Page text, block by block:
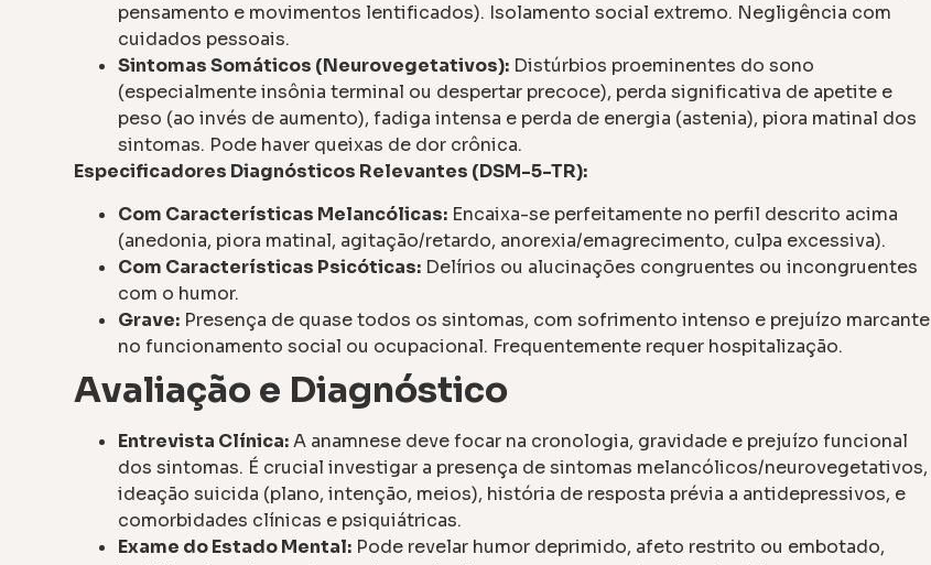
pensamento e movimentos lentificados). Isolamento social extremo. Negligência com
cuidados pessoais.
Sintomas Somáticos (Neurovegetativos): Distúrbios proeminentes do sono
(especialmente insônia terminal ou despertar precoce), perda significativa de apetite e
peso (ao invés de aumento), fadiga intensa e perda de energia (astenia), piora matinal dos
sintomas. Pode haver queixas de dor crônica.
Especificadores Diagnósticos Relevantes (DSM-5-TR):
Com Características Melancólicas: Encaixa-se perfeitamente no perfil descrito acima
(anedonia, piora matinal, agitação/retardo, anorexia/emagrecimento, culpa excessiva).
Com Características Psicóticas: Delírios ou alucinações congruentes ou incongruentes
com o humor.
Grave: Presença de quase todos os sintomas, com sofrimento intenso e prejuízo marcante
no funcionamento social ou ocupacional. Frequentemente requer hospitalização.
Avaliação e Diagnóstico
Entrevista Clínica:A anamnese deve focar na cronologia, gravidade e prejuízo funcional
dos sintomas. É crucial investigar a presença de sintomas melancólicos/neurovegetativos,
ideação suicida (plano, intenção, meios), história de resposta prévia a antidepressivos, e
comorbidades clínicas e psiquiátricas.
Exame do Estado Mental: Pode revelar humor deprimido, afeto restrito ou embotado,